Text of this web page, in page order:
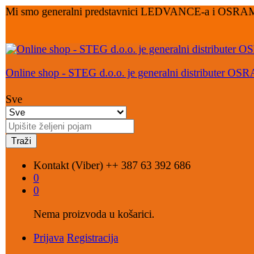
Mi smo generalni predstavnici LEDVANCE-a i
Online shop - STEG d.o.o. je generalni distributer
Sve
Traži
Kontakt (Viber) ++ 387 63 392 686
0
0
Nema proizvoda u košarici.
Prijava Registracija